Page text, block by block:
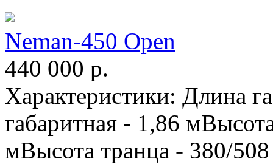
Neman-450 Open
440 000 р.
Характеристики: Длина
габаритная - 1,86
мВысота транца - 380/